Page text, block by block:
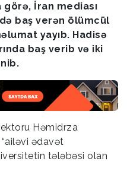
görə, İran mediası
baş verən ölümcül
yayıb. Hadisə
baş verib və iki
Həmidrza
ədavət
tələbəsi olan